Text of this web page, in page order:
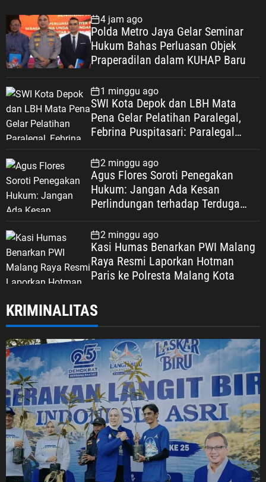
4 jam ago
Polda Metro Jaya Gelar Seminar
Hukum Bahas Perluasan Objek
Praperadilan dalam KUHAP Baru
1 minggu ago
SWI Kota Depok dan LBH Mata
Pena Gelar Pelatihan Paralegal,
Febrina Puspitasari: Paralegal
Keadilan Warga Depok
2 minggu ago
Agus Flores Soroti Penegakan
Hukum: Jangan Ada Kesan
Perlindungan terhadap Terduga
Dipertaruhkan
2 minggu ago
Kasi Humas Benarkan PWI Malang
Raya Resmi Laporkan Hotman
Paris ke Polresta Malang Kota
KRIMINALITAS